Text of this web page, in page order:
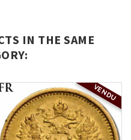
IN THE SAME
VENDU